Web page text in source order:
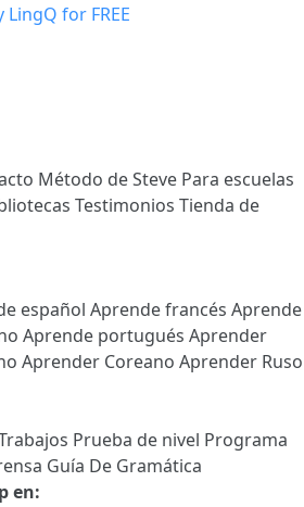
Método de Steve Para escuelas
Testimonios Tienda de
español Aprende francés Aprende
Aprende portugués Aprender
Aprender Coreano Aprender Ruso
Prueba de nivel Programa
Guía De Gramática
en: